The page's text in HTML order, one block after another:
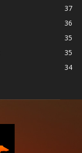
37
36
35
35
34